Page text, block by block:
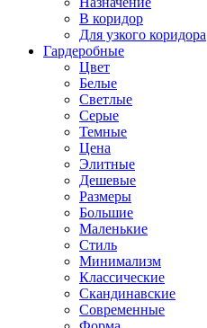
В коридор
Для узкого коридора
Гардеробные
Цвет
Белые
Светлые
Серые
Темные
Цена
Элитные
Дешевые
Размеры
Большие
Маленькие
Стиль
Минимализм
Классические
Скандинавские
Современные